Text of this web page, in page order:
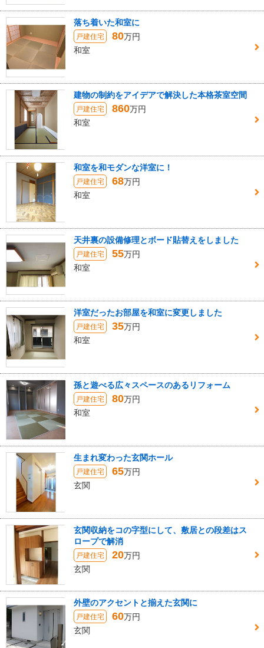
落ち着いた和室に
戸建住宅 80万円
和室
建物の制約をアイデアで解決した本格茶室空間
戸建住宅 860万円
和室
和室を和モダンな洋室に！
戸建住宅 68万円
和室
天井裏の設備修理とボード貼替えをしました
戸建住宅 55万円
和室
洋室だったお部屋を和室に変更しました
戸建住宅 35万円
和室
孫と遊べる広々スペースのあるリフォーム
戸建住宅 80万円
和室
生まれ変わった玄関ホール
戸建住宅 65万円
玄関
玄関収納をコの字型にして、敷居との段差はス
ロープで解消
戸建住宅 20万円
玄関
外壁のアクセントと揃えた玄関に
戸建住宅 60万円
玄関